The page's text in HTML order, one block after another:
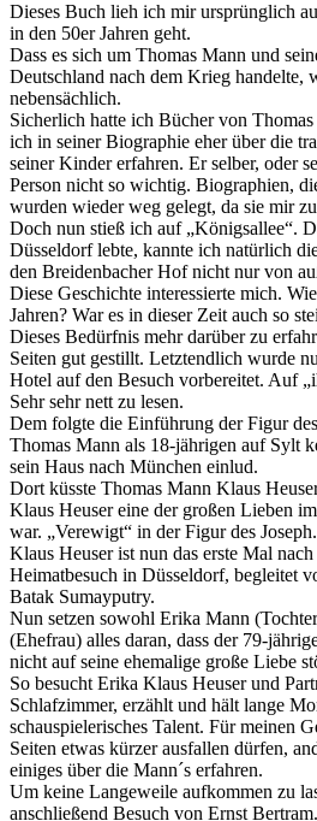
Dieses Buch lieh ich mir ursprünglich
in den 50er Jahren geht.
Dass es sich um Thomas Mann und
Deutschland nach dem Krieg handelte,
nebensächlich.
Sicherlich hatte ich Bücher von
ich in seiner Biographie eher über die
seiner Kinder erfahren. Er selber, oder
Person nicht so wichtig. Biographien,
wurden wieder weg gelegt, da sie mir
Doch nun stieß ich auf „Königsallee“.
Düsseldorf lebte, kannte ich natürlich
den Breidenbacher Hof nicht nur von
Diese Geschichte interessierte mich.
Jahren? War es in dieser Zeit auch so
Dieses Bedürfnis mehr darüber zu
Seiten gut gestillt. Letztendlich wurde
Hotel auf den Besuch vorbereitet. Auf
Sehr sehr nett zu lesen.
Dem folgte die Einführung der Figur
Thomas Mann als 18-jährigen auf Sylt
sein Haus nach München einlud.
Dort küsste Thomas Mann Klaus
Klaus Heuser eine der großen Lieben
war. „Verewigt“ in der Figur des Joseph.
Klaus Heuser ist nun das erste Mal
Heimatbesuch in Düsseldorf, begleitet
Batak Sumayputry.
Nun setzen sowohl Erika Mann
(Ehefrau) alles daran, dass der 79-
nicht auf seine ehemalige große Liebe
So besucht Erika Klaus Heuser und
Schlafzimmer, erzählt und hält lange
schauspielerisches Talent. Für meinen
Seiten etwas kürzer ausfallen dürfen,
einiges über die Mann´s erfahren.
Um keine Langeweile aufkommen zu
anschließend Besuch von Ernst